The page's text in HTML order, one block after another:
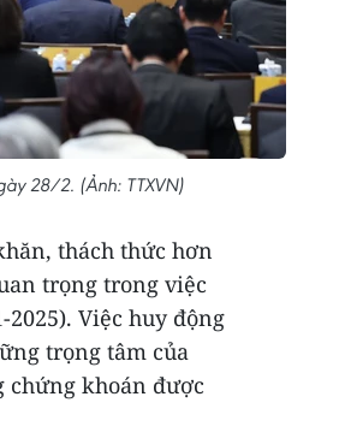
28/2. (Ảnh: TTXVN)
thách thức hơn
trọng trong việc
Việc huy động
trọng tâm của
chứng khoán được